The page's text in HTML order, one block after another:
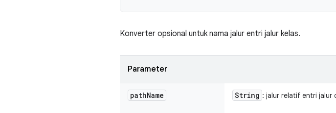
Konverter opsional untuk nama jalur entri jalur kelas.
Parameter
pathName String : jalur relatif entri jalur